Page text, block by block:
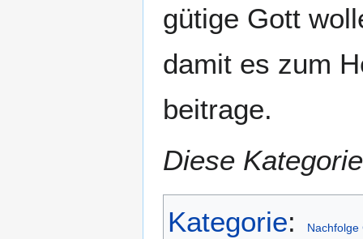
gütige Gott
damit es zum
beitrage.
Diese
Kategorie: Nachfolge